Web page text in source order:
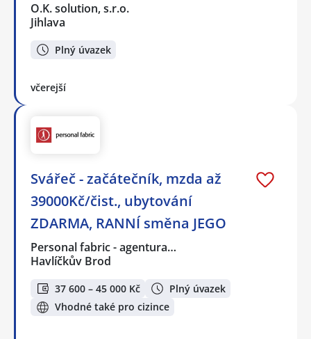
O.K. solution, s.r.o.
Jihlava
Plný úvazek
včerejší
Svářeč - začátečník, mzda až
39000Kč/čist., ubytování
ZDARMA, RANNÍ směna JEGO
Personal fabric - agentura…
Havlíčkův Brod
37 600 – 45 000 Kč
Plný úvazek
Vhodné také pro cizince